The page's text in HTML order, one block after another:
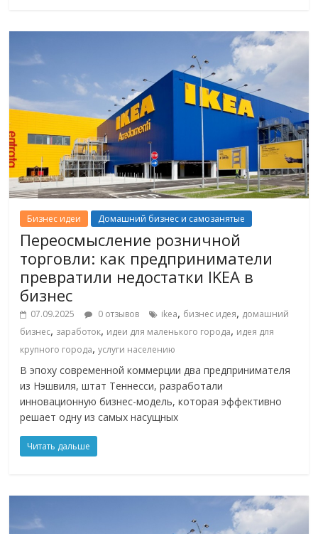
Бизнес идеи Домашний бизнес и самозанятые
Переосмысление розничной
торговли: как предприниматели
превратили недостатки IKEA в
бизнес
07.09.2025 0 отзывов ikea, бизнес идея, домашний
бизнес, заработок, идеи для маленького города, идея для
крупного города,услуги населению
В эпоху современной коммерции два предпринимателя
из Нэшвиля, штат Теннесси, разработали
инновационную бизнес-модель, которая эффективно
решает одну из самых насущных
Читать дальше